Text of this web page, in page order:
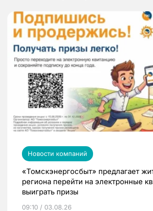
Новости компаний
«Томскэнергосбыт» предлагает
региона перейти на электронные
выиграть призы
09:10 / 03.08.26